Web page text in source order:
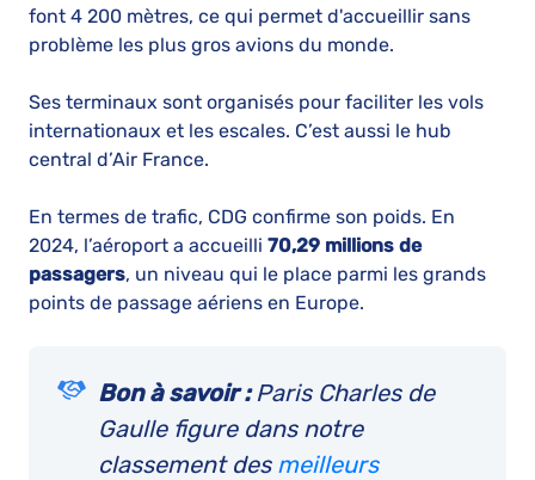
font 4 200 mètres, ce qui permet d'accueillir sans
problème les plus gros avions du monde.
Ses terminaux sont organisés pour faciliter les vols
internationaux et les escales. C’est aussi le hub
central d’Air France.
En termes de trafic, CDG confirme son poids. En
2024, l’aéroport a accueilli 70,29 millions de
passagers, un niveau qui le place parmi les grands
points de passage aériens en Europe.
Bon à savoir :Paris Charles de
Gaulle figure dans notre
classement des meilleurs